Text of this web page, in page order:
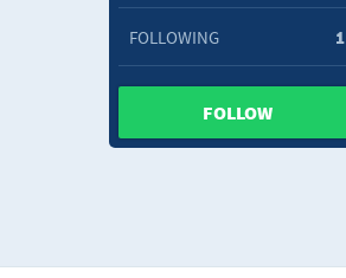
FOLLOWING 1
FOLLOW